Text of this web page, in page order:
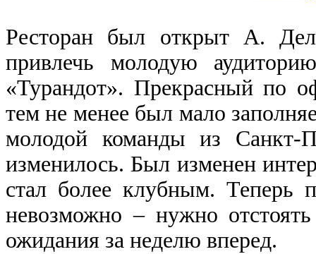
Ресторан был открыт А.
привлечь молодую
«Турандот». Прекрасный по
тем не менее был мало
молодой команды из Санкт-
изменилось. Был изменен
стал более клубным. Теперь
невозможно – нужно
ожидания за неделю вперед.